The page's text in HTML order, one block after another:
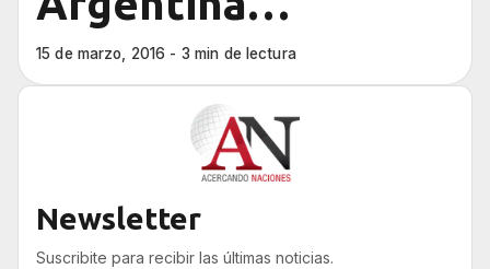
comprando los
permisos
15 de marzo, 2016 - 3 min de lectura
Newsletter
Suscribite para recibir las últimas noticias.